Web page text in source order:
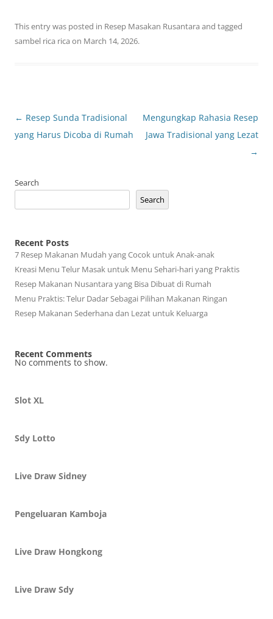
This entry was posted in Resep Masakan Rusantara and tagged
sambel rica rica on March 14, 2026.
Post
navigation
← Resep Sunda Tradisional
yang Harus Dicoba di Rumah
Mengungkap Rahasia Resep
Jawa Tradisional yang Lezat
→
Search
Search
Recent Posts
7 Resep Makanan Mudah yang Cocok untuk Anak-anak
Kreasi Menu Telur Masak untuk Menu Sehari-hari yang Praktis
Resep Makanan Nusantara yang Bisa Dibuat di Rumah
Menu Praktis: Telur Dadar Sebagai Pilihan Makanan Ringan
Resep Makanan Sederhana dan Lezat untuk Keluarga
Recent Comments
No comments to show.
Slot XL
Sdy Lotto
Live Draw Sidney
Pengeluaran Kamboja
Live Draw Hongkong
Live Draw Sdy